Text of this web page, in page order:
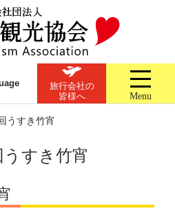
旅行会社の
皆様へ
Menu
うすき竹宵
うすき竹宵